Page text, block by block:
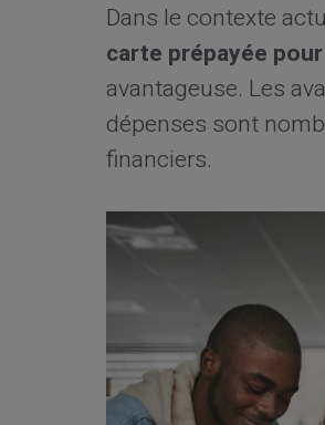
Dans le contexte
carte prépayée
avantageuse. Les
dépenses sont
financiers.